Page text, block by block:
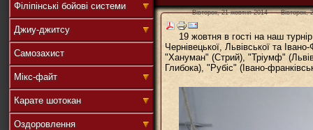
連
盟
Філіпінські бойові системи
Джиу-джитсу
Самозахист
Мікс-файт
Карате шотокан
Оздоровлення
Вівторок, 21 жовтня 2014 Вівторок,
19 жовтня в гості на наш
Чернівецької, Львівської та
"Хануман" (Стрий), "Тріумф"
Глибока), "Рубіс" (Івано-